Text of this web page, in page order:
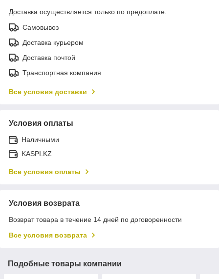
Доставка осуществляется только по предоплате.
Самовывоз
Доставка курьером
Доставка почтой
Транспортная компания
Все условия доставки
Условия оплаты
Наличными
KASPI.KZ
Все условия оплаты
Условия возврата
Возврат товара в течение 14 дней по договоренности
Все условия возврата
Подобные товары компании